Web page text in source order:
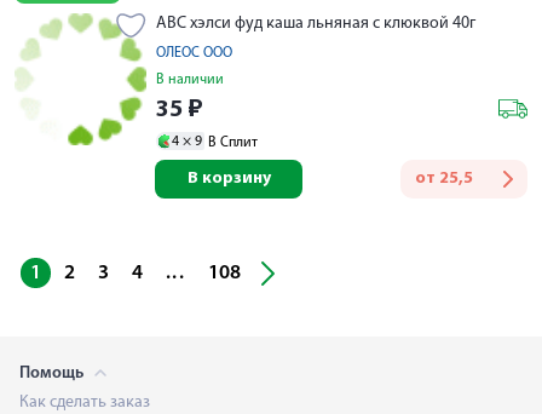
АВС хэлси фуд каша льняная с клюквой 40г
ОЛЕОС ООО
В наличии
35 ₽
4 × 9 В Сплит
от 25,5
В корзину
1 2 3 4 ... 108
Помощь
Как сделать заказ